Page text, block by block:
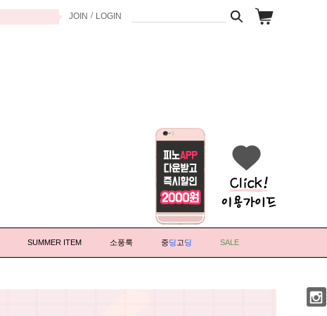
JOIN / LOGIN
SUMMER ITEM 소풍룩 중딩고딩 SALE